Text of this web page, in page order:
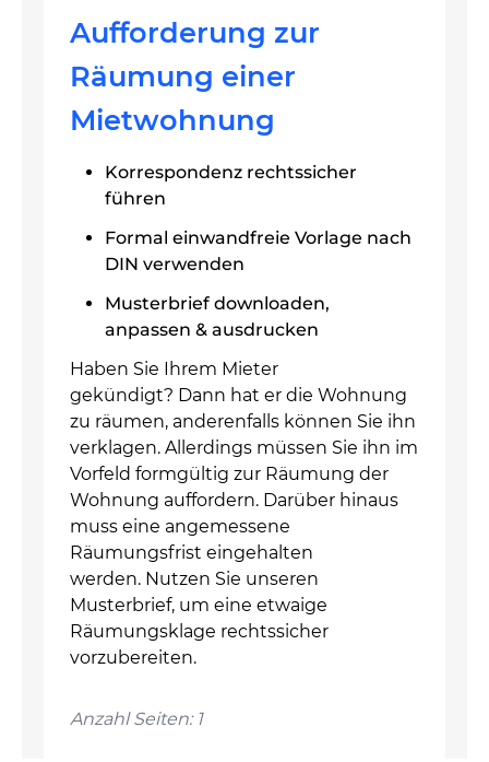
Aufforderung zur
Räumung einer
Mietwohnung
Korrespondenz rechtssicher
führen
Formal einwandfreie Vorlage nach
DIN verwenden
Musterbrief downloaden,
anpassen & ausdrucken
Haben Sie Ihrem Mieter
gekündigt? Dann hat er die Wohnung
zu räumen, anderenfalls können Sie ihn
verklagen. Allerdings müssen Sie ihn im
Vorfeld formgültig zur Räumung der
Wohnung auffordern. Darüber hinaus
muss eine angemessene
Räumungsfrist eingehalten
werden. Nutzen Sie unseren
Musterbrief, um eine etwaige
Räumungsklage rechtssicher
vorzubereiten.
Anzahl Seiten: 1